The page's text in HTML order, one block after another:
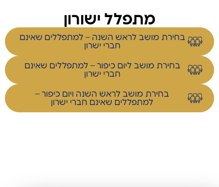
מתפלל ישורון
בחירת מושב לראש השנה – למתפללים שאינם
חברי ישרון
בחירת מושב ליום כיפור – למתפללים שאינם
חברי ישרון
בחירת מושב לראש השנה ויום כיפור –
למתפללים שאינם חברי ישרון